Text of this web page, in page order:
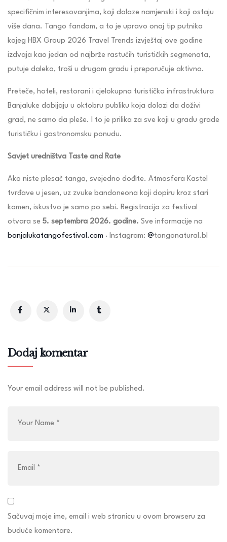
specifičnim interesovanjima, koji dolaze namjenski i koji ostaju
više dana. Tango fandom, a to je upravo onaj tip putnika
kojeg HBX Group 2026 Travel Trends izvještaj ove godine
izdvaja kao jedan od najbrže rastućih turističkih segmenata,
putuje daleko, troši u drugom gradu i preporučuje aktivno.
Preteče, hoteli, restorani i cjelokupna turistička infrastruktura
Banjaluke dobijaju u oktobru publiku koja dolazi da doživi
grad, ne samo da pleše. I to je prilika za sve koji u gradu grade
turističku i gastronomsku ponudu.
Savjet uredništva Taste and Rate
Ako niste plesač tanga, svejedno dođite. Atmosfera Kastel
tvrđave u jesen, uz zvuke bandoneona koji dopiru kroz stari
kamen, iskustvo je samo po sebi. Registracija za festival
otvara se 5. septembra 2026. godine. Sve informacije na
banjalukatangofestival.com · Instagram: @tangonatural.bl
Dodaj komentar
Your email address will not be published.
Sačuvaj moje ime, email i web stranicu u ovom browseru za
buduće komentare.